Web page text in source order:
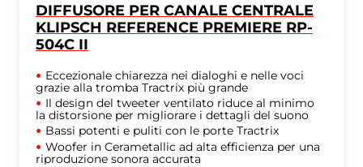
DIFFUSORE PER CANALE CENTRALE
KLIPSCH REFERENCE PREMIERE RP-
504C II
Eccezionale chiarezza nei dialoghi e nelle voci
grazie alla tromba Tractrix più grande
Il design del tweeter ventilato riduce al minimo
la distorsione per migliorare i dettagli del suono
Bassi potenti e puliti con le porte Tractrix
Woofer in Cerametallic ad alta efficienza per una
riproduzione sonora accurata